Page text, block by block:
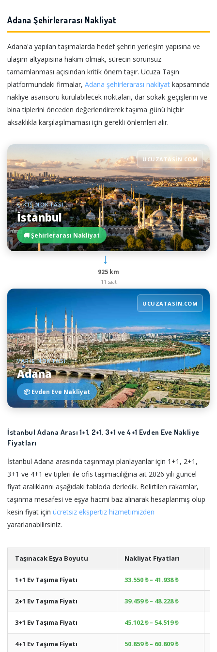
Adana Şehirlerarası Nakliyat
Adana'a yapılan taşımalarda hedef şehrin yerleşim yapısına ve
ulaşım altyapısına hakim olmak, sürecin sorunsuz
tamamlanması açısından kritik önem taşır. Ucuza Taşın
platformundaki firmalar, Adana şehirlerarası nakliyat kapsamında
nakliye asansörü kurulabilecek noktaları, dar sokak geçişlerini ve
bina tiplerini önceden değerlendirerek taşıma günü hiçbir
aksaklıkla karşılaşılmaması için gerekli önlemleri alır.
UCUZATASIN.COM
ÇIKIŞ NOKTASI
İstanbul
🚚 Şehirlerarası Nakliyat
→
925 km
11 saat
UCUZATASIN.COM
VARIŞ NOKTASI
Adana
📦 Evden Eve Nakliyat
İstanbul Adana Arası 1+1, 2+1, 3+1 ve 4+1 Evden Eve Nakliye
Fiyatları
İstanbul Adana arasında taşınmayı planlayanlar için 1+1, 2+1,
3+1 ve 4+1 ev tipleri ile ofis taşımacılığına ait 2026 yılı güncel
fiyat aralıklarını aşağıdaki tabloda derledik. Belirtilen rakamlar,
taşınma mesafesi ve eşya hacmi baz alınarak hesaplanmış olup
kesin fiyat için ücretsiz ekspertiz hizmetimizden
yararlanabilirsiniz.
Taşınacak Eşya Boyutu Nakliyat Fiyatları
1+1 Ev Taşıma Fiyatı 33.550 ₺ – 41.938 ₺
2+1 Ev Taşıma Fiyatı 39.459 ₺ – 48.228 ₺
3+1 Ev Taşıma Fiyatı 45.102 ₺ – 54.519 ₺
4+1 Ev Taşıma Fiyatı 50.859 ₺ – 60.809 ₺